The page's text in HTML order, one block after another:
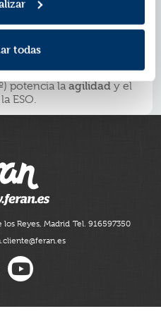
todas
y 3(para 1.º y 2.º)
lectoescritura con pauta
con doble pauta; y
potencia laagilidad y el
ESO.
los Reyes, Madrid Tel. 916597350